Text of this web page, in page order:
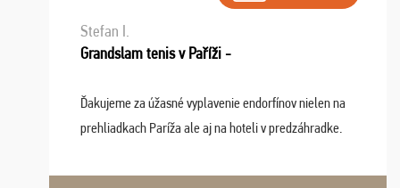
Stefan I.
Grandslam tenis v Paříži -
Ďakujeme za úžasné vyplavenie endorfínov nielen na
prehliadkach Paríža ale aj na hoteli v predzáhradke.
spomínať a zväžujeme repete budúci rok : ...